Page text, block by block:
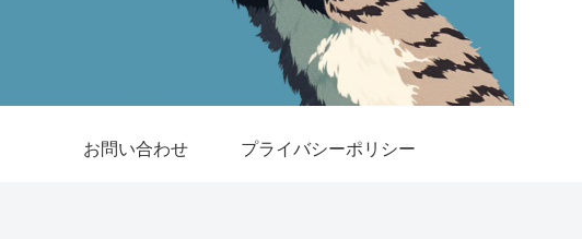
お問い合わせ プライバシーポリシー